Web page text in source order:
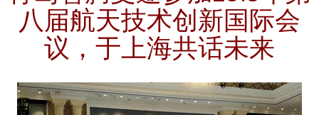
八届航天技术创新国际会
议，于上海共话未来